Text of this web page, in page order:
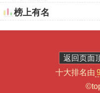
榜上有名
返回页面
十大排名由